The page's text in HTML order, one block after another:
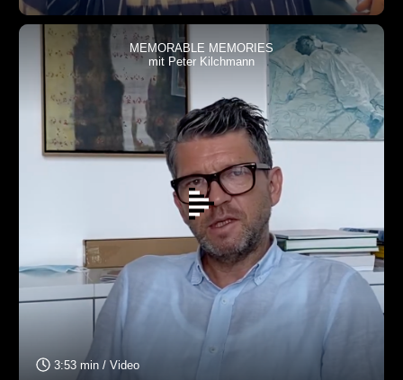
MEMORABLE MEMORIES
mit Peter Kilchmann
3:53 min / Video